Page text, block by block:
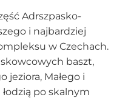
Adrszpasko-
i najbardziej
w Czechach.
baszt,
jeziora, Małego i
po skalnym